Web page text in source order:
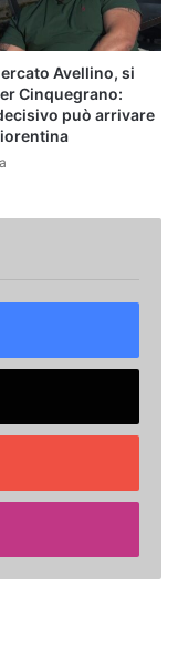
Avellino, si
Cinquegrano:
può arrivare